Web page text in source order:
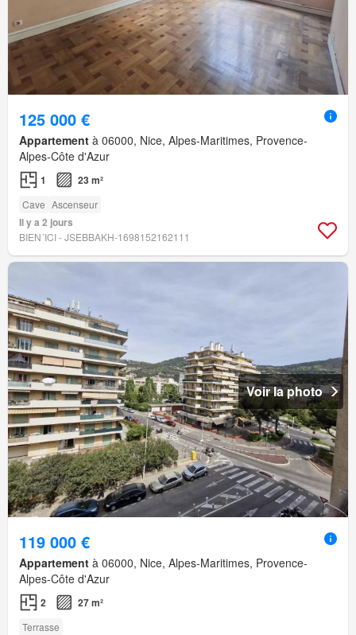
125 000 €
Appartement à 06000, Nice, Alpes-Maritimes, Provence-
Alpes-Côte d'Azur
1 23 m²
Cave Ascenseur
Il y a 2 jours
BIEN´ICI - JSEBBAKH-1698152162111
Voir la photo
119 000 €
Appartement à 06000, Nice, Alpes-Maritimes, Provence-
Alpes-Côte d'Azur
2 27 m²
Terrasse